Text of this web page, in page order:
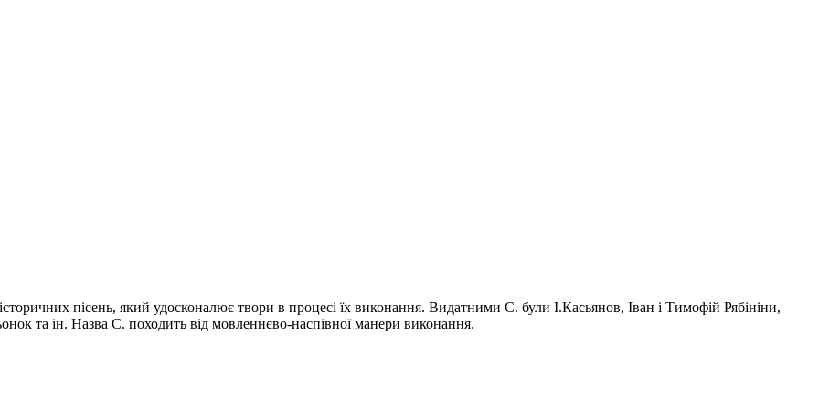
пісень, який удосконалює твори в процесі їх виконання. Видатними С. були І.Касьянов, Іван і Тимофій Рябініни,
та ін. Назва С. походить від мовленнєво-наспівної манери виконання.